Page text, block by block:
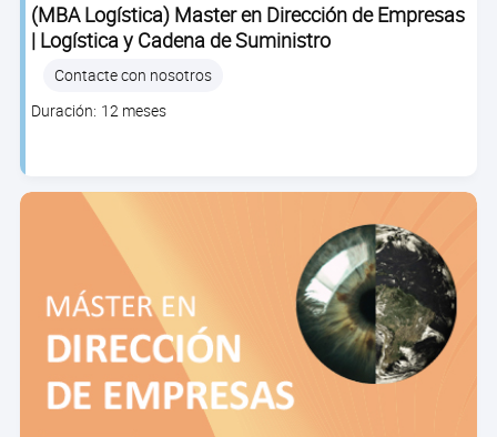
(MBA Logística) Master en Dirección de Empresas
| Logística y Cadena de Suministro
Contacte con nosotros
Clase
Duración: 12 meses